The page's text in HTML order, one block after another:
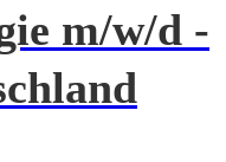
m/w/d -